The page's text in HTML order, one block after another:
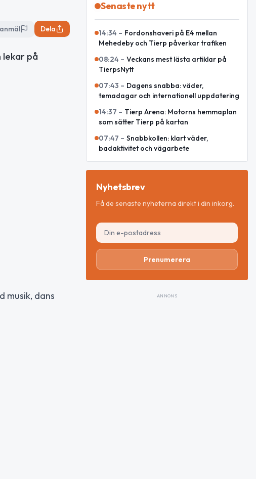
Dela
lekar på
musik, dans
Senaste nytt
14:34 – Fordonshaveri på E4 mellan
Mehedeby och Tierp påverkar trafiken
08:24 – Veckans mest lästa artiklar på
TierpsNytt
07:43 – Dagens snabba: väder,
temadagar och internationell uppdatering
14:37 – Tierp Arena: Motorns hemmaplan
som sätter Tierp på kartan
07:47 – Snabbkollen: klart väder,
badaktivitet och vägarbete
Nyhetsbrev
Få de senaste nyheterna direkt i din inkorg.
Prenumerera
ANNONS